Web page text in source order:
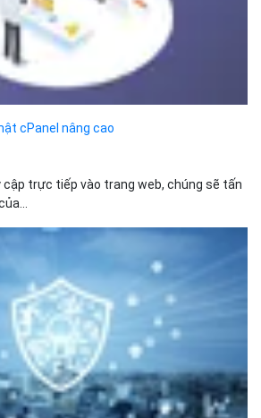
cập trực tiếp vào trang web, chúng sẽ tấn
cho website hiệu quả nhất hiện nay
là một trong những cuộc tấn công
nay, gây nhiều...